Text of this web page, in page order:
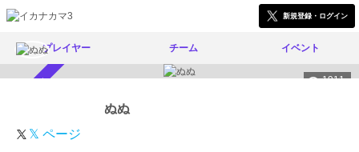
新規登録・ログイン
プレイヤー チーム イベント
1911
ぬぬ
𝕏 ページ